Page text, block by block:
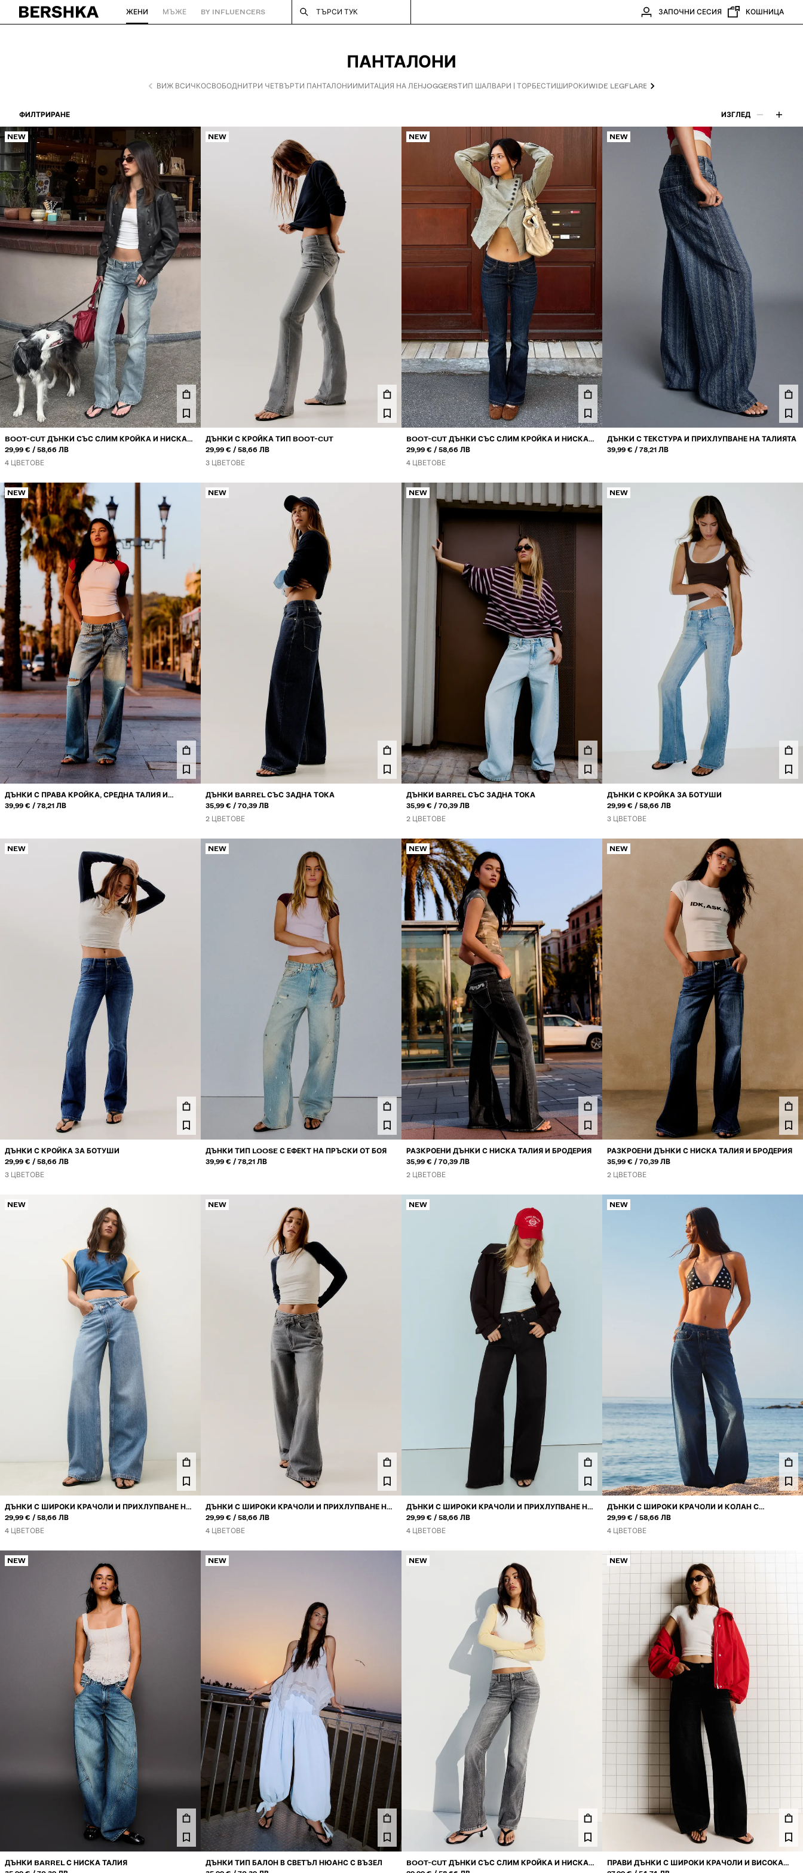
Назад към началото ЖЕНИ МЪЖЕ BY INFLUENCERS ТЪРСИ ТУК ЗАПОЧНИ СЕСИЯ КОШНИЦА
ПАНТАЛОНИ
ВИЖ ВСИЧКОСВОБОДНИТРИ ЧЕТВЪРТИ ПАНТАЛОНИИМИТАЦИЯ НА ЛЕНJOGGERSТИП ШАЛВАРИ | ТОРБЕСТИШИРОКИWIDE LEGFLARE PETITE & TALL
ФИЛТРИРАНЕ ИЗГЛЕД
NEW
BOOT-CUT ДЪНКИ СЪС СЛИМ КРОЙКА И НИСКА
ТАЛИЯ
29,99 € ИЛИ
58,66 ЛВ
4 ЦВЕТОВЕ
NEW
ДЪНКИ С КРОЙКА ТИП BOOT-CUT
29,99 € ИЛИ
58,66 ЛВ
3 ЦВЕТОВЕ
NEW
BOOT-CUT ДЪНКИ СЪС СЛИМ КРОЙКА И НИСКА
ТАЛИЯ
29,99 € ИЛИ
58,66 ЛВ
4 ЦВЕТОВЕ
NEW
ДЪНКИ С ТЕКСТУРА И ПРИХЛУПВАНЕ НА ТАЛИЯТА
39,99 € ИЛИ
78,21 ЛВ
NEW
ДЪНКИ С ПРАВА КРОЙКА, СРЕДНА ТАЛИЯ И
КАПСИ
39,99 € ИЛИ
78,21 ЛВ
NEW
ДЪНКИ BARREL СЪС ЗАДНА ТОКА
35,99 € ИЛИ
70,39 ЛВ
2 ЦВЕТОВЕ
NEW
ДЪНКИ BARREL СЪС ЗАДНА ТОКА
35,99 € ИЛИ
70,39 ЛВ
2 ЦВЕТОВЕ
NEW
ДЪНКИ С КРОЙКА ЗА БОТУШИ
29,99 € ИЛИ
58,66 ЛВ
3 ЦВЕТОВЕ
NEW
ДЪНКИ С КРОЙКА ЗА БОТУШИ
29,99 € ИЛИ
58,66 ЛВ
3 ЦВЕТОВЕ
NEW
ДЪНКИ ТИП LOOSE С ЕФЕКТ НА ПРЪСКИ ОТ БОЯ
39,99 € ИЛИ
78,21 ЛВ
NEW
РАЗКРОЕНИ ДЪНКИ С НИСКА ТАЛИЯ И БРОДЕРИЯ
35,99 € ИЛИ
70,39 ЛВ
2 ЦВЕТОВЕ
NEW
РАЗКРОЕНИ ДЪНКИ С НИСКА ТАЛИЯ И БРОДЕРИЯ
35,99 € ИЛИ
70,39 ЛВ
2 ЦВЕТОВЕ
NEW
ДЪНКИ С ШИРОКИ КРАЧОЛИ И ПРИХЛУПВАНЕ НА
ТАЛИЯТА
29,99 € ИЛИ
58,66 ЛВ
4 ЦВЕТОВЕ
NEW
ДЪНКИ С ШИРОКИ КРАЧОЛИ И ПРИХЛУПВАНЕ НА
ТАЛИЯТА
29,99 € ИЛИ
58,66 ЛВ
4 ЦВЕТОВЕ
NEW
ДЪНКИ С ШИРОКИ КРАЧОЛИ И ПРИХЛУПВАНЕ НА
ТАЛИЯТА
29,99 € ИЛИ
58,66 ЛВ
4 ЦВЕТОВЕ
NEW
ДЪНКИ С ШИРОКИ КРАЧОЛИ И КОЛАН С
ПРИХЛУПВАНЕ
29,99 € ИЛИ
58,66 ЛВ
4 ЦВЕТОВЕ
NEW
ДЪНКИ BARREL С НИСКА ТАЛИЯ
NEW
ДЪНКИ ТИП БАЛОН В СВЕТЪЛ НЮАНС С ВЪЗЕЛ
NEW
BOOT-CUT ДЪНКИ СЪС СЛИМ КРОЙКА И НИСКА
NEW
ПРАВИ ДЪНКИ С ШИРОКИ КРАЧОЛИ И ВИСОКА